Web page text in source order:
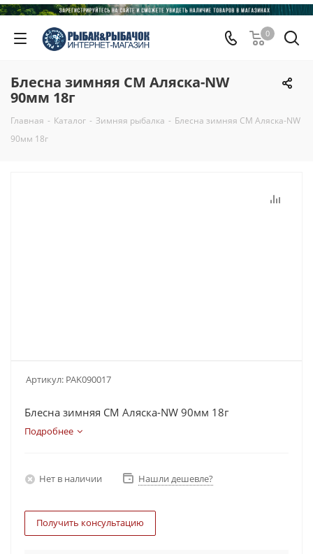
0
Блесна зимняя СМ Аляска-NW
90мм 18г
Главная - Каталог - Зимняя рыбалка - Блесна зимняя СМ Аляска-NW
90мм 18г
Артикул: PAK090017
Блесна зимняя СМ Аляска-NW 90мм 18г
Подробнее
Нет в наличии Нашли дешевле?
Получить консультацию